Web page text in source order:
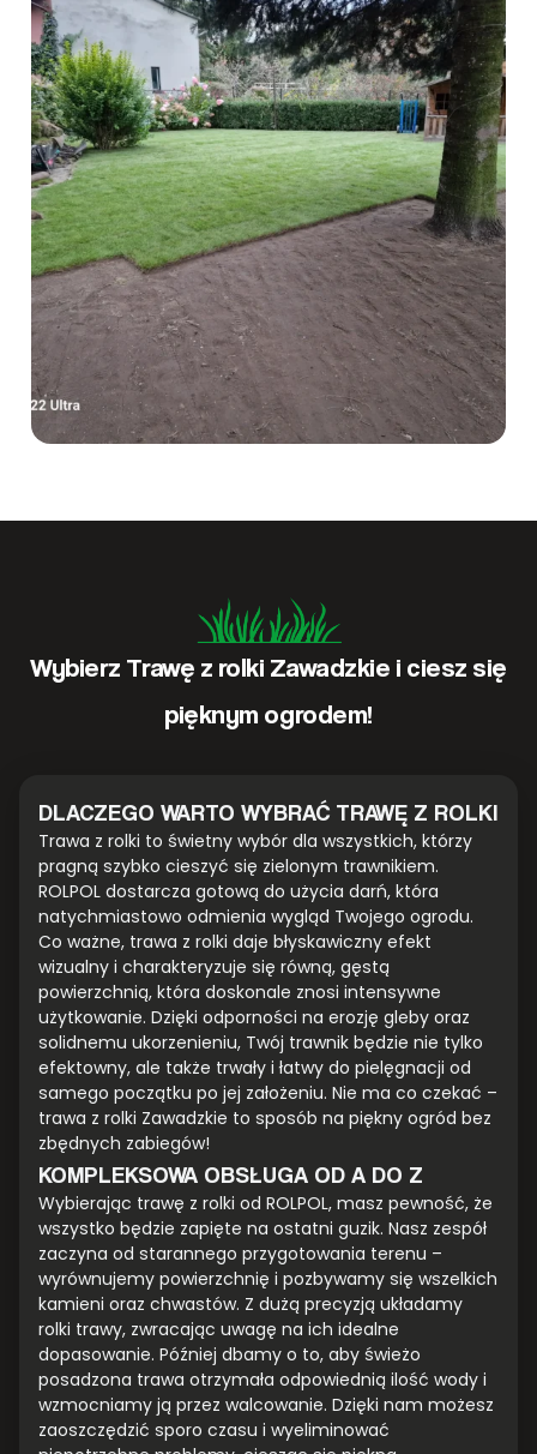
Wybierz Trawę z rolki Zawadzkie i ciesz się
pięknym ogrodem!
DLACZEGO WARTO WYBRAĆ TRAWĘ Z ROLKI
Trawa z rolki to świetny wybór dla wszystkich, którzy
pragną szybko cieszyć się zielonym trawnikiem.
ROLPOL dostarcza gotową do użycia darń, która
natychmiastowo odmienia wygląd Twojego ogrodu.
Co ważne, trawa z rolki daje błyskawiczny efekt
wizualny i charakteryzuje się równą, gęstą
powierzchnią, która doskonale znosi intensywne
użytkowanie. Dzięki odporności na erozję gleby oraz
solidnemu ukorzenieniu, Twój trawnik będzie nie tylko
efektowny, ale także trwały i łatwy do pielęgnacji od
samego początku po jej założeniu. Nie ma co czekać –
trawa z rolki Zawadzkie to sposób na piękny ogród bez
zbędnych zabiegów!
KOMPLEKSOWA OBSŁUGA OD A DO Z
Wybierając trawę z rolki od ROLPOL, masz pewność, że
wszystko będzie zapięte na ostatni guzik. Nasz zespół
zaczyna od starannego przygotowania terenu –
wyrównujemy powierzchnię i pozbywamy się wszelkich
kamieni oraz chwastów. Z dużą precyzją układamy
rolki trawy, zwracając uwagę na ich idealne
dopasowanie. Później dbamy o to, aby świeżo
posadzona trawa otrzymała odpowiednią ilość wody i
wzmocniamy ją przez walcowanie. Dzięki nam możesz
zaoszczędzić sporo czasu i wyeliminować